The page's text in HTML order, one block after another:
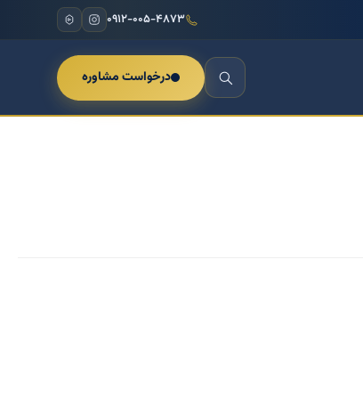
۰۹۱۲-۰۰۵-۴۸۷۳
درخواست مشاوره